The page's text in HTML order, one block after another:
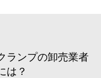
ランプの卸売業者
は？